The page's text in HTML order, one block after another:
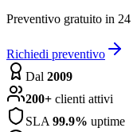
Preventivo gratuito in
Richiedi preventivo
Dal 2009
200+ clienti attivi
SLA 99.9% uptime